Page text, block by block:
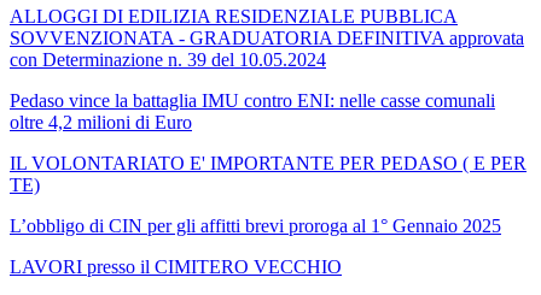
ALLOGGI DI EDILIZIA RESIDENZIALE PUBBLICA
SOVVENZIONATA - GRADUATORIA DEFINITIVA approvata
con Determinazione n. 39 del 10.05.2024
Pedaso vince la battaglia IMU contro ENI: nelle casse comunali
oltre 4,2 milioni di Euro
IL VOLONTARIATO E' IMPORTANTE PER PEDASO ( E PER
TE)
L’obbligo di CIN per gli affitti brevi proroga al 1° Gennaio 2025
LAVORI presso il CIMITERO VECCHIO